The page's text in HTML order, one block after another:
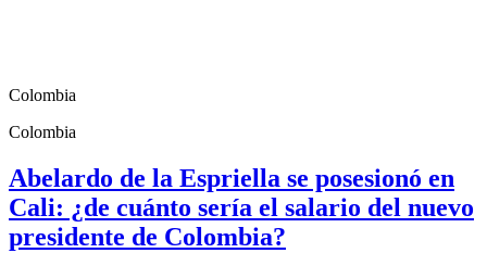
Colombia
Colombia
Abelardo de la Espriella se posesionó en
Cali: ¿de cuánto sería el salario del nuevo
presidente de Colombia?